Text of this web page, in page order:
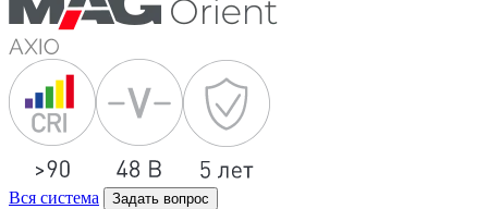
Вся система Задать вопрос